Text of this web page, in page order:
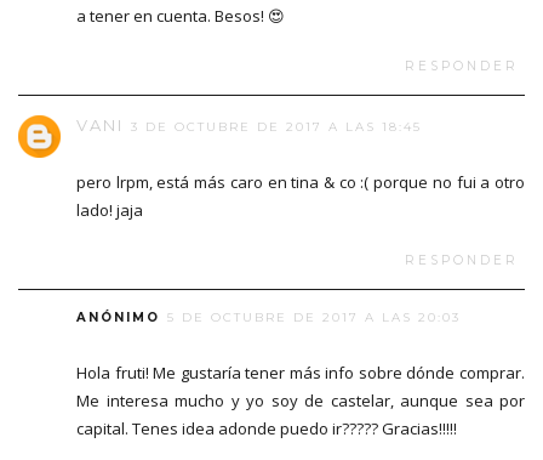
a tener en cuenta. Besos! 😍
RESPONDER
VANI 3 DE OCTUBRE DE 2017 A LAS 18:45
pero lrpm, está más caro en tina & co :( porque no fui a otro
lado! jaja
RESPONDER
ANÓNIMO 5 DE OCTUBRE DE 2017 A LAS 20:03
Hola fruti! Me gustaría tener más info sobre dónde comprar.
Me interesa mucho y yo soy de castelar, aunque sea por
capital. Tenes idea adonde puedo ir????? Gracias!!!!!